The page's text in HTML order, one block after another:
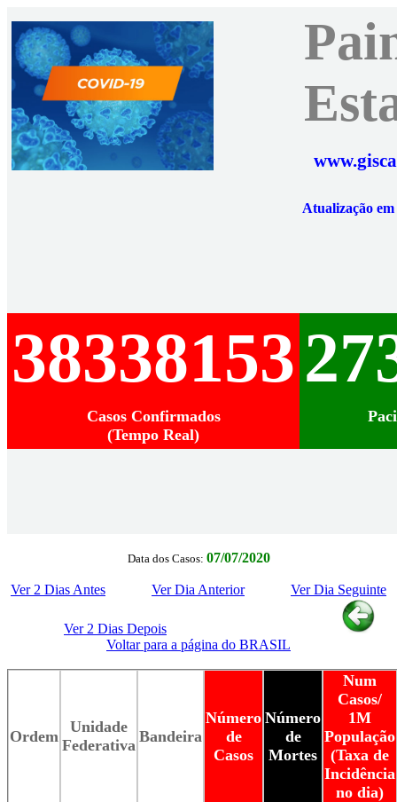
Atualização
38338153
Casos Confirmados
(Tempo Real)
Data dos Casos: 07/07/2020
Ver 2 Dias Antes Ver Dia Anterior Ver Dia Seguinte
Ver 2 Dias Depois
Voltar para a página do BRASIL
Ordem
Unidade
Federativa Bandeira
Número
de
Casos
Número
de
Mortes
Num
Casos/
1M
População
(Taxa de
Incidência
no dia)